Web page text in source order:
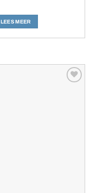
LEES MEER